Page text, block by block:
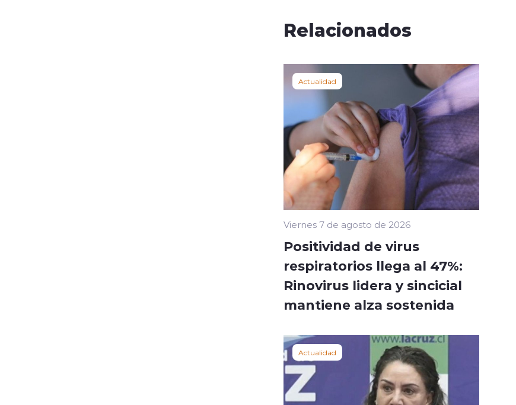
Relacionados
Actualidad
Viernes 7 de agosto de 2026
Positividad de virus
respiratorios llega al 47%:
Rinovirus lidera y sincicial
mantiene alza sostenida
Actualidad